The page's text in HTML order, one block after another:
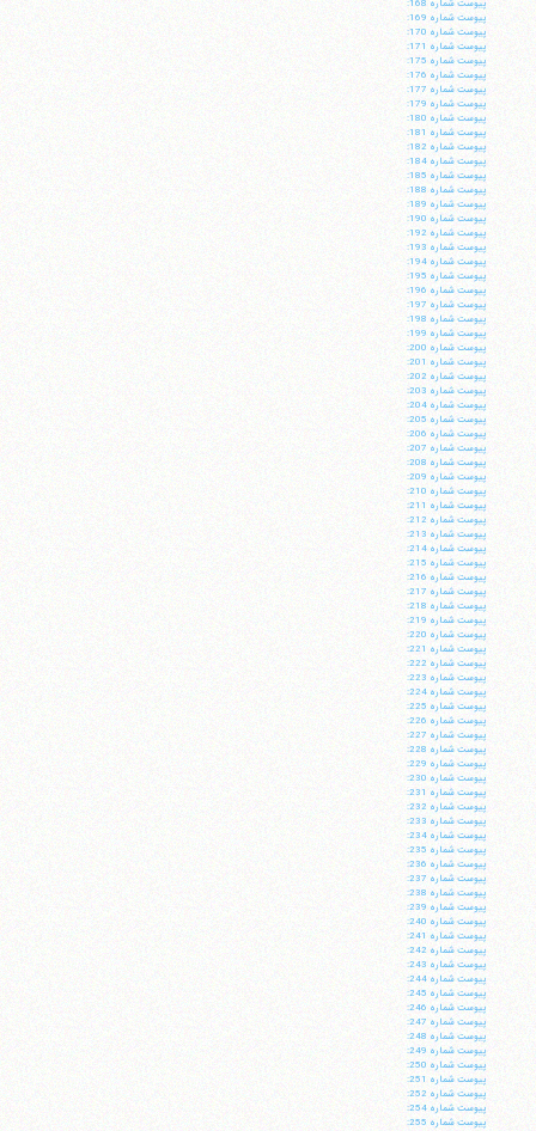
پيوست شماره 168:
پيوست شماره 169:
پيوست شماره 170:
پيوست شماره 171:
پيوست شماره 175:
پيوست شماره 176:
پيوست شماره 177:
پيوست شماره 179:
پيوست شماره 180:
پيوست شماره 181:
پيوست شماره 182:
پيوست شماره 184:
پيوست شماره 185:
پيوست شماره 188:
پيوست شماره 189:
پيوست شماره 190:
پيوست شماره 192:
پيوست شماره 193:
پيوست شماره 194:
پيوست شماره 195:
پيوست شماره 196:
پيوست شماره 197:
پيوست شماره 198:
پيوست شماره 199:
پيوست شماره 200:
پيوست شماره 201:
پيوست شماره 202:
پيوست شماره 203:
پيوست شماره 204:
پيوست شماره 205:
پيوست شماره 206:
پيوست شماره 207:
پيوست شماره 208:
پيوست شماره 209:
پيوست شماره 210:
پيوست شماره 211:
پيوست شماره 212:
پيوست شماره 213:
پيوست شماره 214:
پيوست شماره 215:
پيوست شماره 216:
پيوست شماره 217:
پيوست شماره 218:
پيوست شماره 219:
پيوست شماره 220:
پيوست شماره 221:
پيوست شماره 222:
پيوست شماره 223:
پيوست شماره 224:
پيوست شماره 225:
پيوست شماره 226:
پيوست شماره 227:
پيوست شماره 228:
پيوست شماره 229:
پيوست شماره 230:
پيوست شماره 231:
پيوست شماره 232:
پيوست شماره 233:
پيوست شماره 234:
پيوست شماره 235:
پيوست شماره 236:
پيوست شماره 237:
پيوست شماره 238:
پيوست شماره 239:
پيوست شماره 240:
پيوست شماره 241:
پيوست شماره 242:
پيوست شماره 243:
پيوست شماره 244:
پيوست شماره 245:
پيوست شماره 246:
پيوست شماره 247:
پيوست شماره 248:
پيوست شماره 249:
پيوست شماره 250:
پيوست شماره 251:
پيوست شماره 252:
پيوست شماره 254:
پيوست شماره 255: